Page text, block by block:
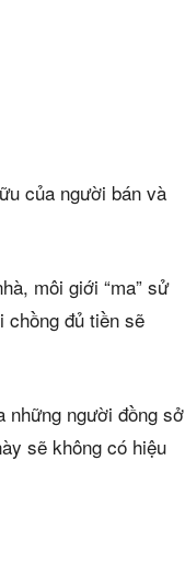
của người bán và
môi giới “ma” sử
chồng đủ tiền sẽ
những người đồng sở
sẽ không có hiệu